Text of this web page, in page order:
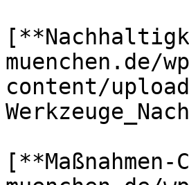
muenchen.de/
content/